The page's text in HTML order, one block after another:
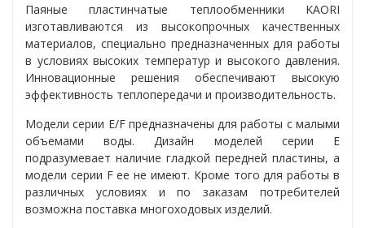
Паяные пластинчатые теплообменники KAORI
изготавливаются из высокопрочных качественных
материалов, специально предназначенных для работы
в условиях высоких температур и высокого давления.
Инновационные решения обеспечивают высокую
эффективность теплопередачи и производительность.
Модели серии E/F предназначены для работы с малыми
объемами воды. Дизайн моделей серии E
подразумевает наличие гладкой передней пластины, а
модели серии F ее не имеют. Кроме того для работы в
различных условиях и по заказам потребителей
возможна поставка многоходовых изделий.